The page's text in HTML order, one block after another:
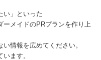
い」といった
ーメイドのPRプランを作り上
情報を広めてください。
ます。